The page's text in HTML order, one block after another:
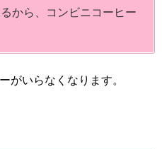
から、コンビニコーヒー
がいらなくなります。